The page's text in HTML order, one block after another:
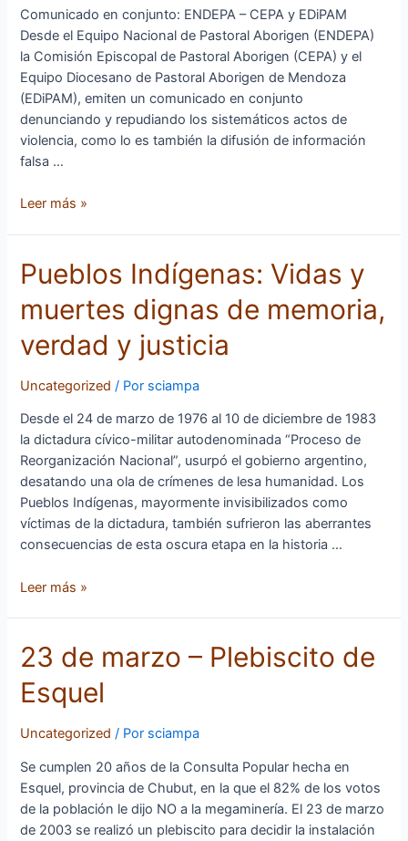
Comunicado en conjunto: ENDEPA – CEPA y EDiPAM
Desde el Equipo Nacional de Pastoral Aborigen (ENDEPA)
la Comisión Episcopal de Pastoral Aborigen (CEPA) y el
Equipo Diocesano de Pastoral Aborigen de Mendoza
(EDiPAM), emiten un comunicado en conjunto
denunciando y repudiando los sistemáticos actos de
violencia, como lo es también la difusión de información
falsa …
Ancestral
Viva
Leer más »
Pueblos Indígenas: Vidas y
muertes dignas de memoria,
verdad y justicia
Uncategorized / Por sciampa
Desde el 24 de marzo de 1976 al 10 de diciembre de 1983
la dictadura cívico-militar autodenominada “Proceso de
Reorganización Nacional”, usurpó el gobierno argentino,
desatando una ola de crímenes de lesa humanidad. Los
Pueblos Indígenas, mayormente invisibilizados como
víctimas de la dictadura, también sufrieron las aberrantes
consecuencias de esta oscura etapa en la historia …
Pueblos
Indígenas:
Vidas
muertes
de
memoria,
verdad
y
justicia
Leer más »
23 de marzo – Plebiscito de
Esquel
Uncategorized / Por sciampa
Se cumplen 20 años de la Consulta Popular hecha en
Esquel, provincia de Chubut, en la que el 82% de los votos
de la población le dijo NO a la megaminería. El 23 de marzo
de 2003 se realizó un plebiscito para decidir la instalación
23
de
marzo
Plebiscito
Esquel